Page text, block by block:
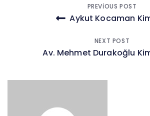
PREVIOUS POST
Aykut Kocaman
NEXT POST
Av. Mehmet Durakoğlu